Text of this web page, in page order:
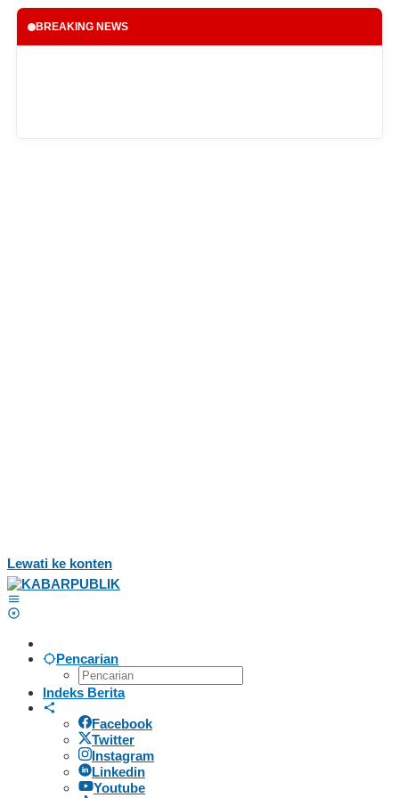
BREAKING NEWS
Lewati ke konten
Pencarian
Indeks Berita
Facebook
Twitter
Instagram
Linkedin
Youtube